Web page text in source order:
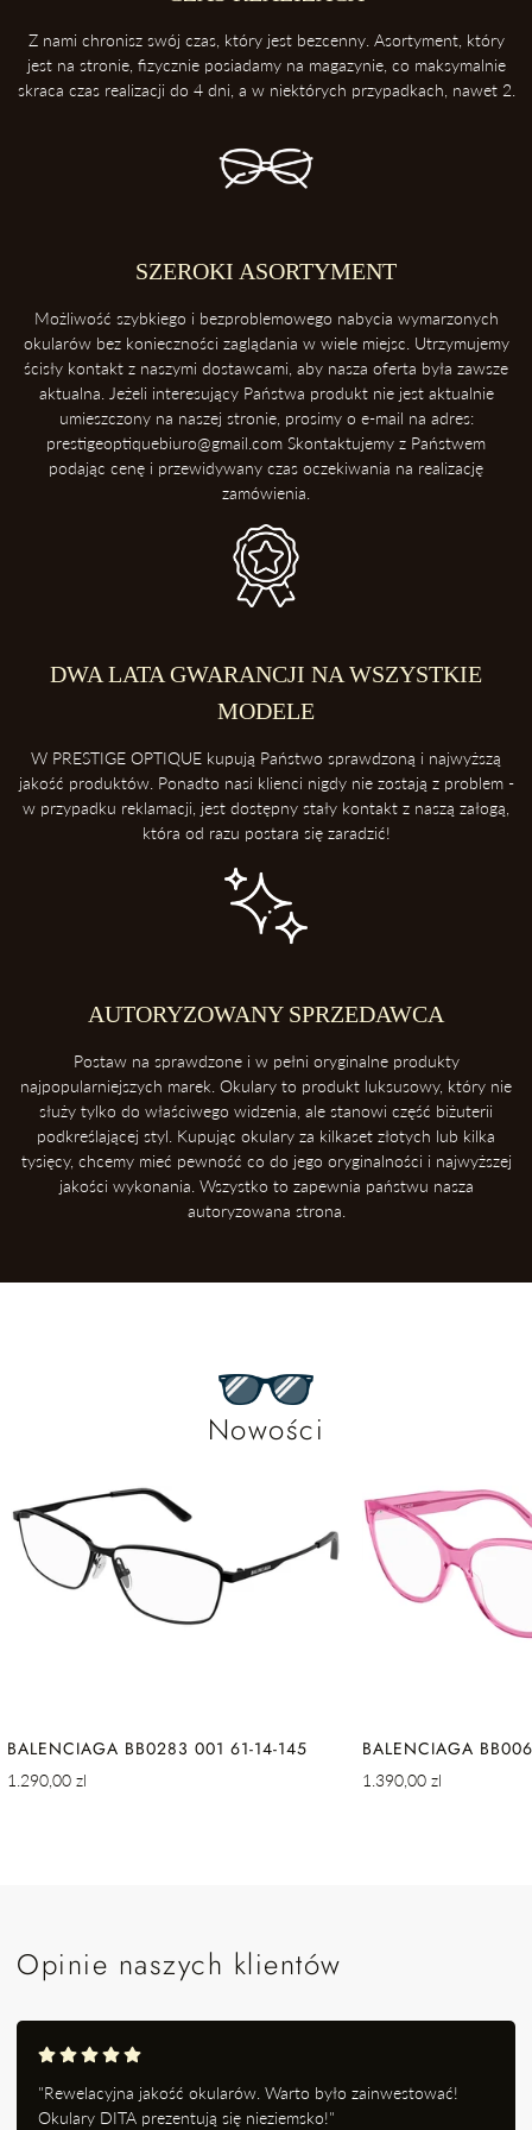
Dzięki temu ochronisz soczewki przed porysowaniem.
4. Unikaj kontaktu z wysokimi temperaturami
źródeł ciepła takich, jak deska rozdzielcza samochodu. Soczewki
5. Ściąganie okularów
Z nami chronisz swój czas, który jest bezcenny. Asortyment, który
jest na stronie, fizycznie posiadamy na magazynie, co maksymalnie
skraca czas realizacji do 4 dni, a w niektórych przypadkach, nawet 2.
SZEROKI ASORTYMENT
Możliwość szybkiego i bezproblemowego nabycia wymarzonych
okularów bez konieczności zaglądania w wiele miejsc. Utrzymujemy
ścisły kontakt z naszymi dostawcami, aby nasza oferta była zawsze
aktualna. Jeżeli interesujący Państwa produkt nie jest aktualnie
umieszczony na naszej stronie, prosimy o e-mail na adres:
prestigeoptiquebiuro@gmail.com Skontaktujemy z Państwem
podając cenę i przewidywany czas oczekiwania na realizację
zamówienia.
DWA LATA GWARANCJI NA WSZYSTKIE
MODELE
W PRESTIGE OPTIQUE kupują Państwo sprawdzoną i najwyższą
jakość produktów. Ponadto nasi klienci nigdy nie zostają z problem -
w przypadku reklamacji, jest dostępny stały kontakt z naszą załogą,
która od razu postara się zaradzić!
AUTORYZOWANY SPRZEDAWCA
Postaw na sprawdzone i w pełni oryginalne produkty
najpopularniejszych marek. Okulary to produkt luksusowy, który nie
służy tylko do właściwego widzenia, ale stanowi część biżuterii
podkreślającej styl. Kupując okulary za kilkaset złotych lub kilka
tysięcy, chcemy mieć pewność co do jego oryginalności i najwyższej
jakości wykonania. Wszystko to zapewnia państwu nasza
autoryzowana strona.
Nowości
BALENCIAGA BB0283 001 61-14-145
Cena
1.290,00 zl
BALENCIAGA
Cena
1.390,00 zl
Opinie naszych klientów
"Rewelacyjna jakość okularów. Warto było zainwestować!
Okulary DITA prezentują się nieziemsko!"